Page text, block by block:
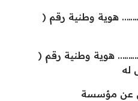
هوية وطنية رقم (
هوية وطنية رقم (
له
عن مؤسسة